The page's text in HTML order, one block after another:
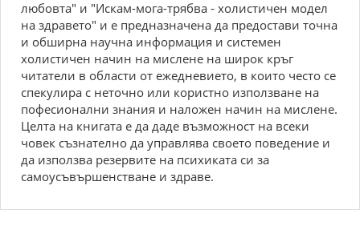
любовта" и "Искам-мога-трябва - холистичен модел
на здравето" и е предназначена да предостави точна
и обширна научна информация и системен
холистичен начин на мислене на широк кръг
читатели в области от ежедневието, в които често се
спекулира с неточно или користно използване на
пофесионални знания и наложен начин на мислене.
Целта на книгата е да даде възможност на всеки
човек съзнателно да управлява своето поведение и
да използва резервите на психиката си за
самоусъвършенстване и здраве.